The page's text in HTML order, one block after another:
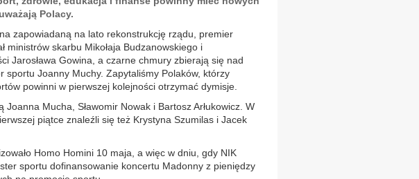
Polacy.
zapowiadaną na lato rekonstrukcję rządu, premier
ministrów skarbu Mikołaja Budzanowskiego i
Jarosława Gowina, a czarne chmury zbierają się nad
sportu Joanny Muchy. Zapytaliśmy Polaków, którzy
powinni w pierwszej kolejności otrzymać dymisje.
Joanna Mucha, Sławomir Nowak i Bartosz Arłukowicz. W
piątce znaleźli się też Krystyna Szumilas i Jacek
Homo Homini 10 maja, a więc w dniu, gdy NIK
sportu dofinansowanie koncertu Madonny z pieniędzy